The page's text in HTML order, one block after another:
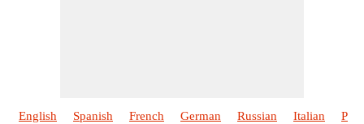
English Spanish French German Russian Italian